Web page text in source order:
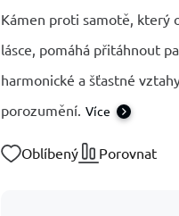
Kámen proti samotě, který
lásce, pomáhá přitáhnout
harmonické a šťastné
porozumění. Více
Oblíbený Porovnat